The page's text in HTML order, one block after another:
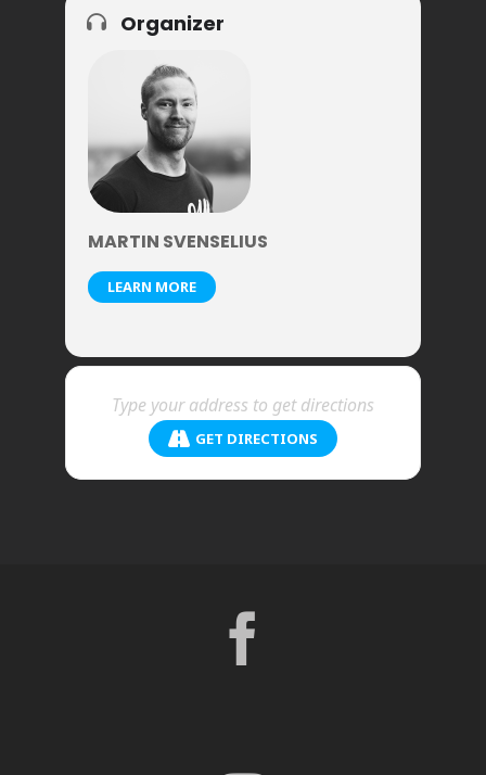
Organizer
MARTIN SVENSELIUS
LEARN MORE
GET DIRECTIONS